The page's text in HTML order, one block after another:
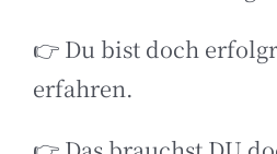
👉 Du bist doch
erfahren.